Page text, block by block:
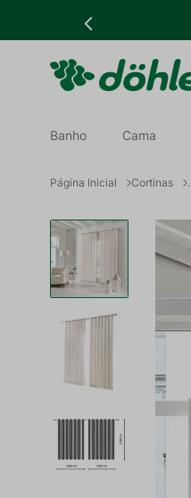
Banho Cama
Cortinas